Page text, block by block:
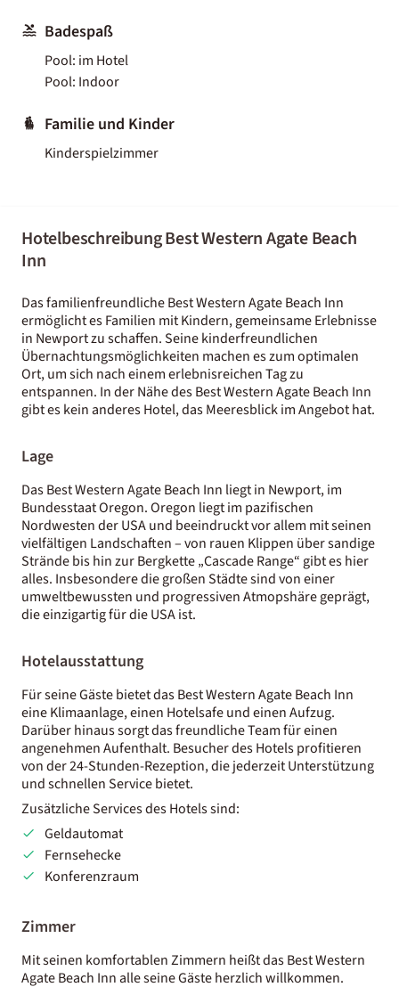
Badespaß
Pool: im Hotel
Pool: Indoor
Familie und Kinder
Kinderspielzimmer
Hotelbeschreibung Best Western Agate Beach
Inn
Das familienfreundliche Best Western Agate Beach Inn
ermöglicht es Familien mit Kindern, gemeinsame Erlebnisse
in Newport zu schaffen. Seine kinderfreundlichen
Übernachtungsmöglichkeiten machen es zum optimalen
Ort, um sich nach einem erlebnisreichen Tag zu
entspannen. In der Nähe des Best Western Agate Beach Inn
gibt es kein anderes Hotel, das Meeresblick im Angebot hat.
Lage
Das Best Western Agate Beach Inn liegt in Newport, im
Bundesstaat Oregon. Oregon liegt im pazifischen
Nordwesten der USA und beeindruckt vor allem mit seinen
vielfältigen Landschaften – von rauen Klippen über sandige
Strände bis hin zur Bergkette „Cascade Range“ gibt es hier
alles. Insbesondere die großen Städte sind von einer
umweltbewussten und progressiven Atmopshäre geprägt,
die einzigartig für die USA ist.
Hotelausstattung
Für seine Gäste bietet das Best Western Agate Beach Inn
eine Klimaanlage, einen Hotelsafe und einen Aufzug.
Darüber hinaus sorgt das freundliche Team für einen
angenehmen Aufenthalt. Besucher des Hotels profitieren
von der 24-Stunden-Rezeption, die jederzeit Unterstützung
und schnellen Service bietet.
Zusätzliche Services des Hotels sind:
Geldautomat
Fernsehecke
Konferenzraum
Zimmer
Mit seinen komfortablen Zimmern heißt das Best Western
Agate Beach Inn alle seine Gäste herzlich willkommen.